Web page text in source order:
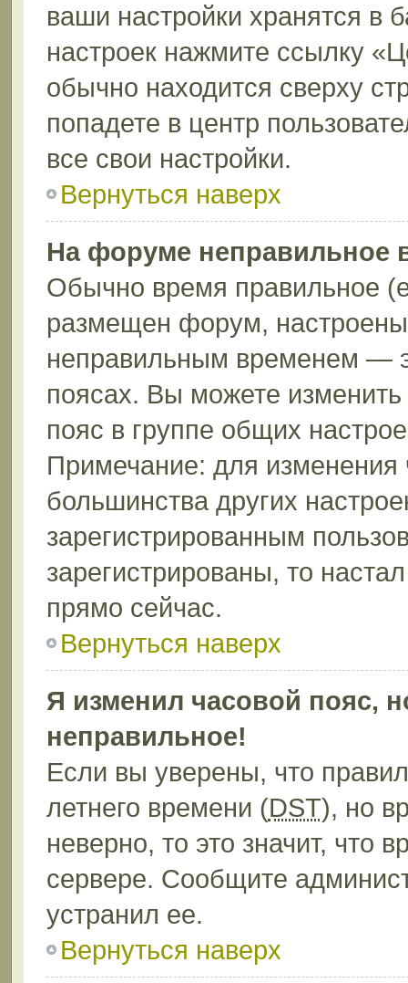
ваши настройки хранятся в
настроек нажмите ссылку
обычно находится сверху
попадете в центр
все свои настройки.
Вернуться наверх
На форуме неправильное
Обычно время правильное
размещен форум,
неправильным временем —
поясах. Вы можете
пояс в группе общих
Примечание: для изменения
большинства других
зарегистрированным
зарегистрированы, то
прямо сейчас.
Вернуться наверх
Я изменил часовой пояс,
неправильное!
Если вы уверены, что
летнего времени (DST), но
неверно, то это значит, что
сервере. Сообщите
устранил ее.
Вернуться наверх